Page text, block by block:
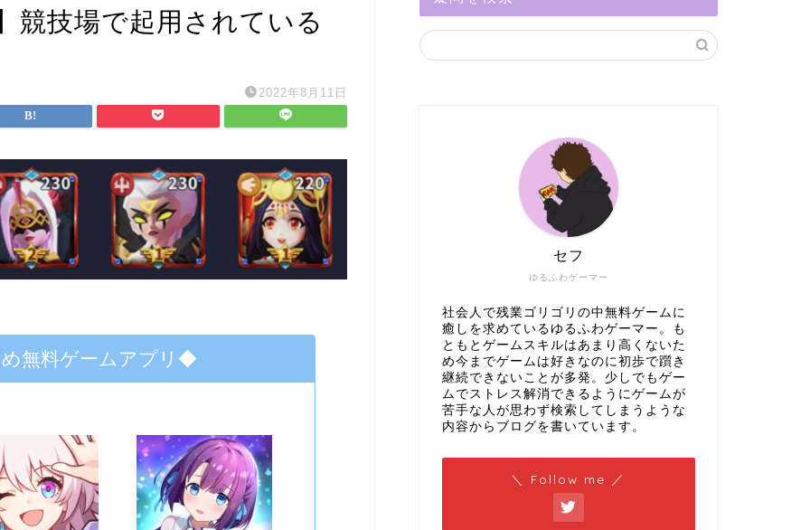
競技場で起用されている
2022年8月11日
無料ゲームアプリ◆
ゆるふわゲーマー
セフ
社会人で残業ゴリゴリの中無料ゲームに
癒しを求めているゆるふわゲーマー。も
ともとゲームスキルはあまり高くないた
め今までゲームは好きなのに初歩で躓き
継続できないことが多発。少しでもゲー
ムでストレス解消できるようにゲームが
苦手な人が思わず検索してしまうような
内容からブログを書いています。
＼ Follow me ／